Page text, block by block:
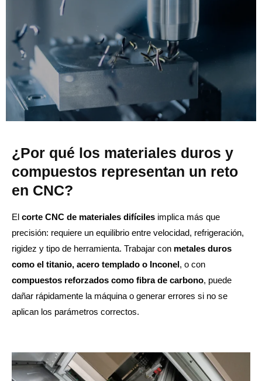
¿Por qué los materiales duros y
compuestos representan un reto
en CNC?
El corte CNC de materiales difíciles implica más que
precisión: requiere un equilibrio entre velocidad, refrigeración,
rigidez y tipo de herramienta. Trabajar con metales duros
como el titanio, acero templado o Inconel , o con
compuestos reforzados como fibra de carbono, puede
dañar rápidamente la máquina o generar errores si no se
aplican los parámetros correctos.